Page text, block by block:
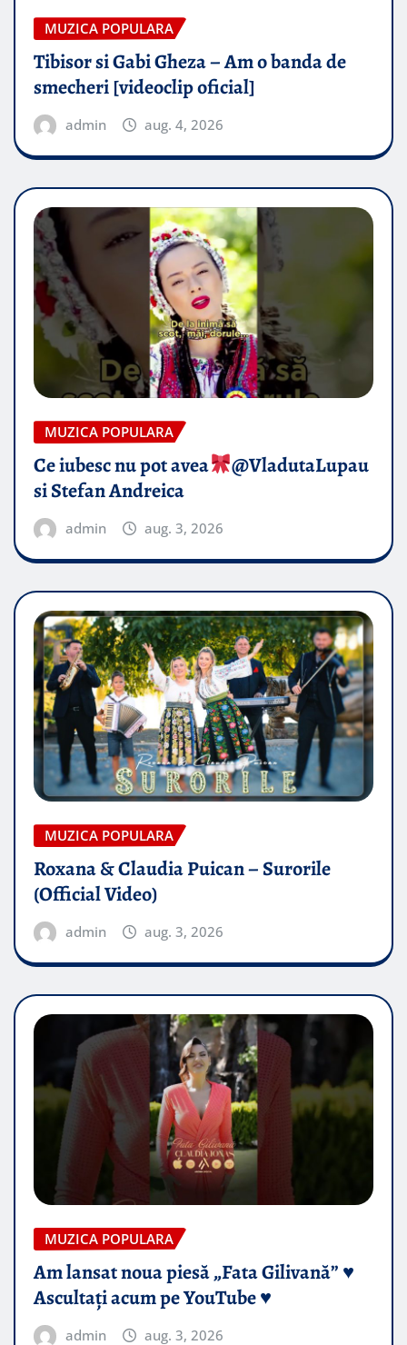
MUZICA POPULARA
Tibisor si Gabi Gheza – Am o banda de
smecheri [videoclip oficial]
admin aug. 4, 2026
MUZICA POPULARA
Ce iubesc nu pot avea
​@VladutaLupau
si Stefan Andreica
admin aug. 3, 2026
MUZICA POPULARA
Roxana & Claudia Puican – Surorile
(Official Video)
admin aug. 3, 2026
MUZICA POPULARA
Am lansat noua piesă „Fata Gilivană” ♥️
Ascultați acum pe YouTube ♥️
admin aug. 3, 2026